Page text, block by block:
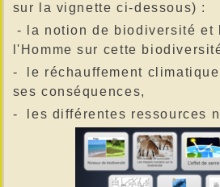
sur la vignette ci-dessous) :
- la notion de biodiversité et
l'Homme sur cette
- le réchauffement
ses conséquences,
- les différentes ressources